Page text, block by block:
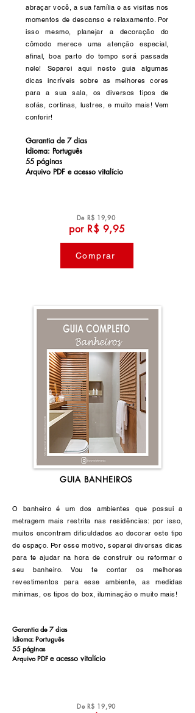
abraçar você, a sua família e as visitas nos
momentos de descanso e relaxamento. Por
isso mesmo, planejar a decoração do
cômodo merece uma atenção especial,
afinal, boa parte do tempo será passada
nele! Separei aqui neste guia algumas
dicas incríveis sobre as melhores cores
para a sua sala, os diversos tipos de
sofás, cortinas, lustres, e muito mais! Vem
conferir!
Garantia de 7 dias
Idioma: Português
55 páginas
Arquivo PDF e acesso vitalício
De R$ 19,90
por R$ 9,95
Comprar
GUIA BANHEIROS
O banheiro é um dos ambientes que possui a
metragem mais restrita nas residências: por isso,
muitos encontram dificuldades ao decorar este tipo
de espaço. Por esse motivo, separei diversas dicas
para te ajudar na hora de construir ou reformar o
seu banheiro. Vou te contar os melhores
revestimentos para esse ambiente, as medidas
mínimas, os tipos de box, iluminação e muito mais!
Garantia de 7 dias
Idioma: Português
55 páginas
Arquivo PDF e acesso vitalício
De R$ 19,90